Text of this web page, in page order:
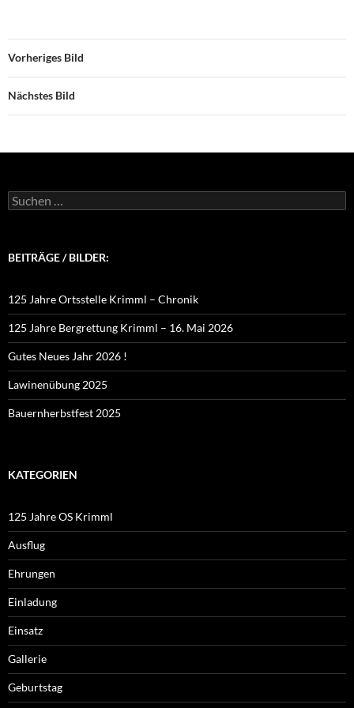
Vorheriges Bild
Nächstes Bild
Suchen
nach:
BEITRÄGE / BILDER:
125 Jahre Ortsstelle Krimml – Chronik
125 Jahre Bergrettung Krimml – 16. Mai 2026
Gutes Neues Jahr 2026 !
Lawinenübung 2025
Bauernherbstfest 2025
KATEGORIEN
125 Jahre OS Krimml
Ausflug
Ehrungen
Einladung
Einsatz
Gallerie
Geburtstag